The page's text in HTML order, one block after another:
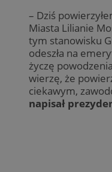
– Dziś
Miasta Lilianie
tym stanowisku
odeszła na
życzę
wierzę, że
ciekawym,
napisał